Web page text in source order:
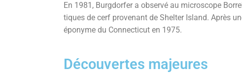
En 1981, Burgdorfer a observé au microscope
tiques de cerf provenant de Shelter Island. Après
éponyme du Connecticut en 1975.
Découvertes majeures